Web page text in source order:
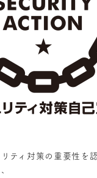
ティ対策の重要性を